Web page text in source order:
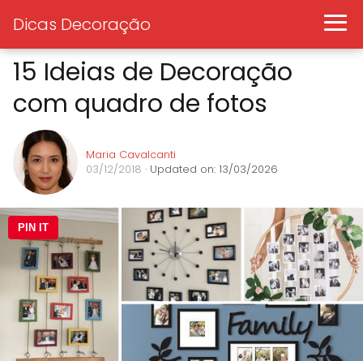
Dicas Decoração
15 Ideias de Decoração
com quadro de fotos
Maria Cavalcanti
03/12/2018 · Updated on: 13/03/2026
PIN IT